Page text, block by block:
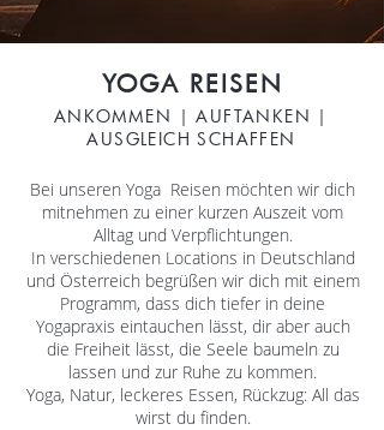
YOGA REISEN
ANKOMMEN | AUFTANKEN |
AUSGLEICH SCHAFFEN
Bei unseren Yoga Reisen möchten wir dich
mitnehmen zu einer kurzen Auszeit vom
Alltag und Verpflichtungen.
In verschiedenen Locations in Deutschland
und Österreich begrüßen wir dich mit einem
Programm, dass dich tiefer in deine
Yogapraxis eintauchen lässt, dir aber auch
die Freiheit lässt, die Seele baumeln zu
lassen und zur Ruhe zu kommen.
Yoga, Natur, leckeres Essen, Rückzug: All das
wirst du finden.